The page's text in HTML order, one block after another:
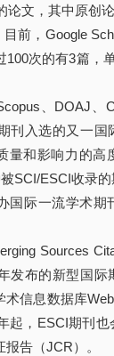
论文，其中原创
目前，Google
100次的有3篇，
、DOAJ、
刊入选的又一国
量和影响力的高
SCI/ESCI收录
国际一流学术期
Sources
发布的新型国际
术信息数据库
起，ESCI期刊也
报告（JCR）。